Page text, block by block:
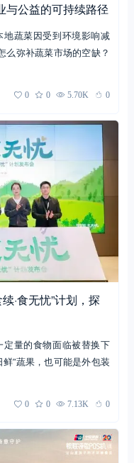
与公益的可持续路径
蔬菜因受到环境影响减
么弥补蔬菜市场的空缺？
0 0 5.70K 0
·食无忧”计划，探
量的食物面临被替换下
”蔬果，也可能是外包装
0 0 7.13K 0